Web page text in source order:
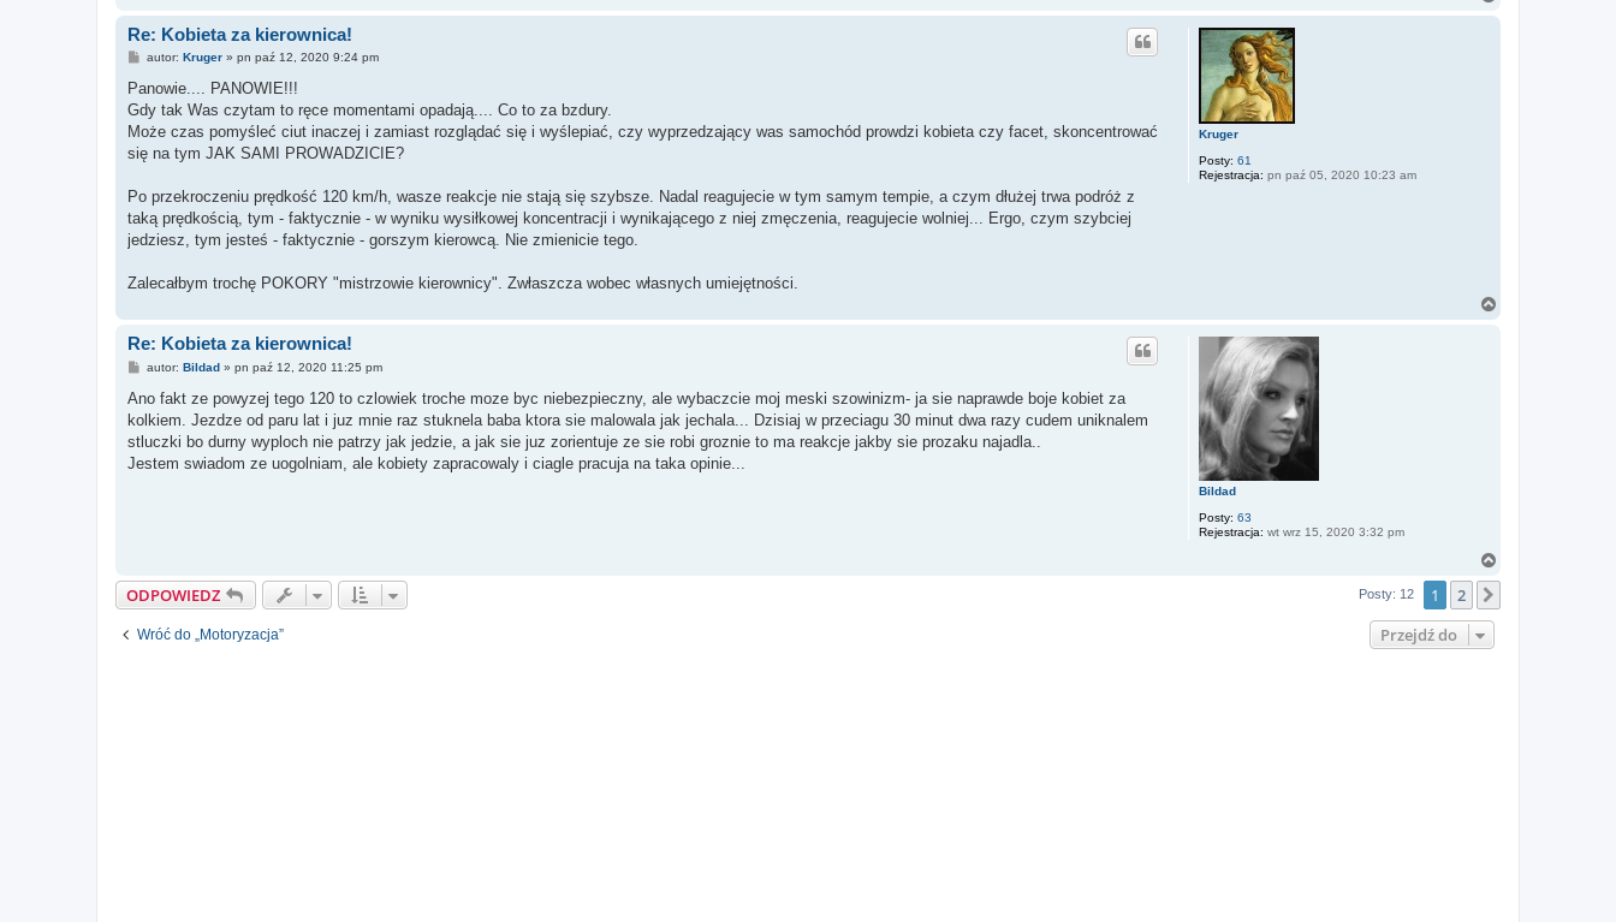
Kruger
Posty: 61
Rejestracja: pn paź 05, 2020 10:23 am
Re: Kobieta za kierownica!
P
s
autor: Kruger» pn paź 12, 2020 9:24 pm
Panowie.... PANOWIE!!!
Gdy tak Was czytam to ręce momentami opadają.... Co to za bzdury.
Może czas pomyśleć ciut inaczej i zamiast rozglądać się i wyślepiać, czy wyprzedzający was samochód prowdzi kobieta czy facet, skoncentrować
się na tym JAK SAMI PROWADZICIE?
Po przekroczeniu prędkość 120 km/h, wasze reakcje nie stają się szybsze. Nadal reagujecie w tym samym tempie, a czym dłużej trwa podróż z
taką prędkością, tym - faktycznie - w wyniku wysiłkowej koncentracji i wynikającego z niej zmęczenia, reagujecie wolniej... Ergo, czym szybciej
jedziesz, tym jesteś - faktycznie - gorszym kierowcą. Nie zmienicie tego.
Zalecałbym trochę POKORY "mistrzowie kierownicy". Zwłaszcza wobec własnych umiejętności.
Bildad
Posty: 63
Rejestracja: wt wrz 15, 2020 3:32 pm
Re: Kobieta za kierownica!
P
s
autor: Bildad» pn paź 12, 2020 11:25 pm
Ano fakt ze powyzej tego 120 to czlowiek troche moze byc niebezpieczny, ale wybaczcie moj meski szowinizm- ja sie naprawde boje kobiet za
kolkiem. Jezdze od paru lat i juz mnie raz stuknela baba ktora sie malowala jak jechala... Dzisiaj w przeciagu 30 minut dwa razy cudem uniknalem
stluczki bo durny wyploch nie patrzy jak jedzie, a jak sie juz zorientuje ze sie robi groznie to ma reakcje jakby sie prozaku najadla..
Jestem swiadom ze uogolniam, ale kobiety zapracowaly i ciagle pracuja na taka opinie...
ó
ODPOWIEDZ Posty: 12 1 2
Wróć do „Motoryzacja” Przejdź do